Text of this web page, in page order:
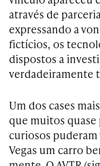
através de
expressando a
fictícios, os
dispostos a
verdadeiramente
Um dos cases
que muitos
curiosos puderam
Vegas um carro